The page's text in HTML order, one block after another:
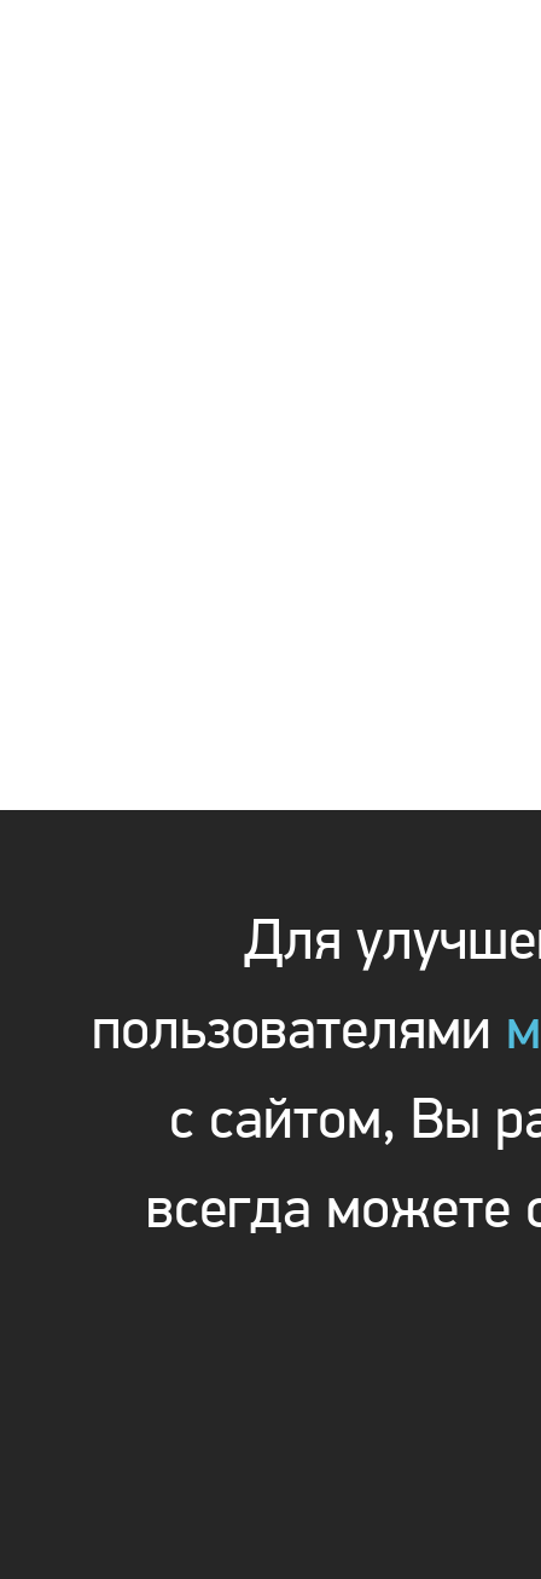
Для
пользователями
с сайтом, Вы
всегда можете